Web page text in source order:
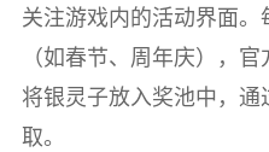
关注游戏内的活动界面。
（如春节、周年庆），
将银灵子放入奖池中，
取。